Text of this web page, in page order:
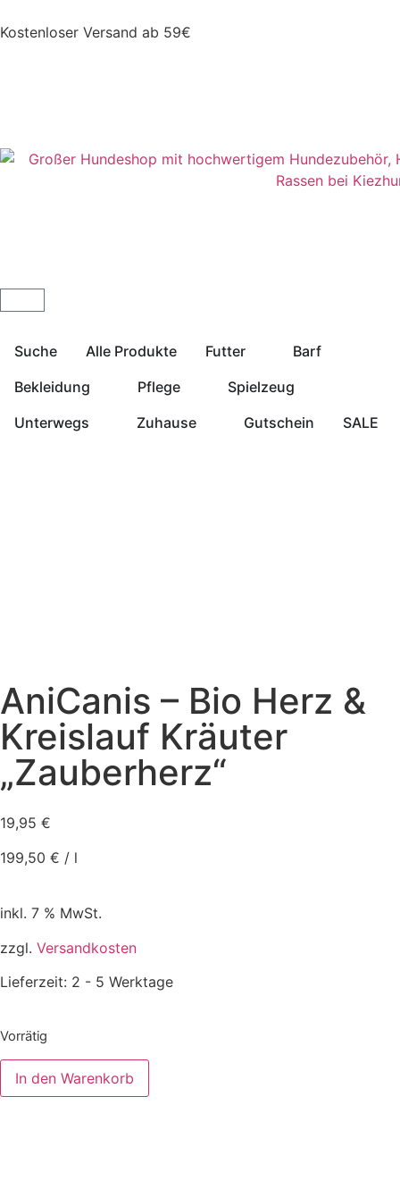
Kostenloser Versand ab 59€
Suche Alle Produkte Futter
Barf
Bekleidung
Pflege
Spielzeug
Unterwegs
Zuhause Gutschein SALE
AniCanis – Bio Herz &
Kreislauf Kräuter
„Zauberherz“
19,95 €
199,50 € / l
inkl. 7 % MwSt.
zzgl. Versandkosten
Lieferzeit: 2 - 5 Werktage
Vorrätig
In den Warenkorb